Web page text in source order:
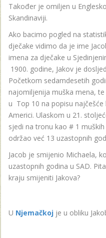
Također je omiljen u
Skandinaviji.
Ako bacimo pogled na
dječake vidimo da je ime
imena za dječake u
1900. godine, Jakov je
Početkom sedamdesetih
najomiljenija muška mena,
u Top 10 na popisu
Americi. Ulaskom u 21.
sjedi na tronu kao # 1
održao već 13 uzastopnih
Jacob je smijenio Michaela,
uzastopnih godina u SAD.
kraju smijeniti Jakova?
U Njemačkoj je u obliku